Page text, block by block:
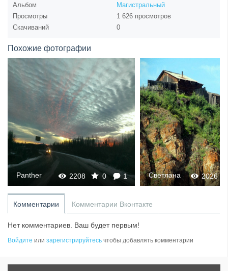
Альбом
Магистральный
Просмотры
1 626 просмотров
Скачиваний
0
Похожие фотографии
2208 0 1
Panther 2026
Светлана
Комментарии Комментарии Вконтакте
Нет комментариев. Ваш будет первым!
Войдите или зарегистрируйтесь чтобы добавлять комментарии